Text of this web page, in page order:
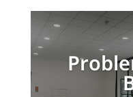
[/et_pb_slide] [/